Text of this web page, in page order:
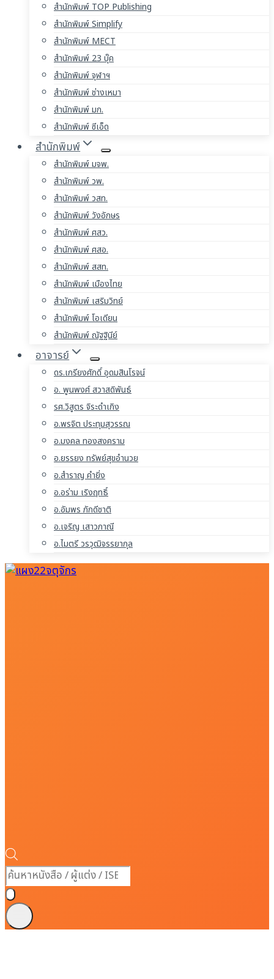
สำนักพิมพ์ TOP Publishing
สำนักพิมพ์ Simplify
สำนักพิมพ์ MECT
สำนักพิมพ์ 23 บุ๊ค
สำนักพิมพ์ จุฬาฯ
สำนักพิมพ์ ช่างเหมา
สำนักพิมพ์ มก.
สำนักพิมพ์ ซีเอ็ด
สำนักพิมพ์
สำนักพิมพ์ มจพ.
สำนักพิมพ์ วพ.
สำนักพิมพ์ วสท.
สำนักพิมพ์ วังอักษร
สำนักพิมพ์ ศสว.
สำนักพิมพ์ ศสอ.
สำนักพิมพ์ สสท.
สำนักพิมพ์ เมืองไทย
สำนักพิมพ์ เสริมวิทย์
สำนักพิมพ์ โอเดียน
สำนักพิมพ์ ณัฐฐินีย์
อาจารย์
ดร.เกรียงศักดิ์ อุดมสินโรจน์
อ. พูนพงศ์ สวาสดิพันธ์
รศ.วิสูตร จิระดำเกิง
อ.พรจิต ประทุมสุวรรณ
อ.มงคล ทองสงคราม
อ.ยรรยง ทรัพย์สุขอำนวย
อ.สำราญ คำยิ่ง
อ.อร่าม เริงฤทธิ์
อ.อัมพร ภักดีชาติ
อ.เจริญ เสาวภาณี
อ.ไมตรี วรวุฒิจรรยากุล
Products
search